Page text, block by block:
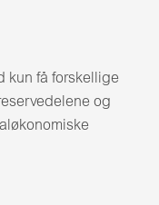
kun få forskellige
og